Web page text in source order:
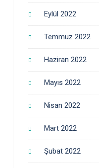
Eylül 2022
Temmuz 2022
Haziran 2022
Mayıs 2022
Nisan 2022
Mart 2022
Şubat 2022